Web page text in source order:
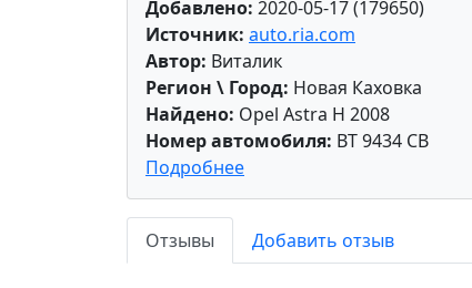
Добавлено: 2020-05-17 (179650)
Источник: auto.ria.com
Автор: Виталик
Регион \ Город: Новая Каховка
Найдено: Opel Astra H 2008
Номер автомобиля: BT 9434 CB
Подробнее
Отзывы
Добавить отзыв